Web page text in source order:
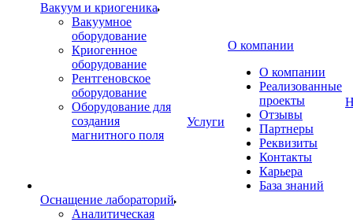
Вакуум и криогеника
Вакуумное
оборудование
Криогенное
оборудование
Рентгеновское
оборудование
Оборудование для
создания
магнитного поля
Оснащение лабораторий
Аналитическая
Услуги
О компании
О компании
Реализованные
проекты
Отзывы
Партнеры
Реквизиты
Контакты
Карьера
База знаний